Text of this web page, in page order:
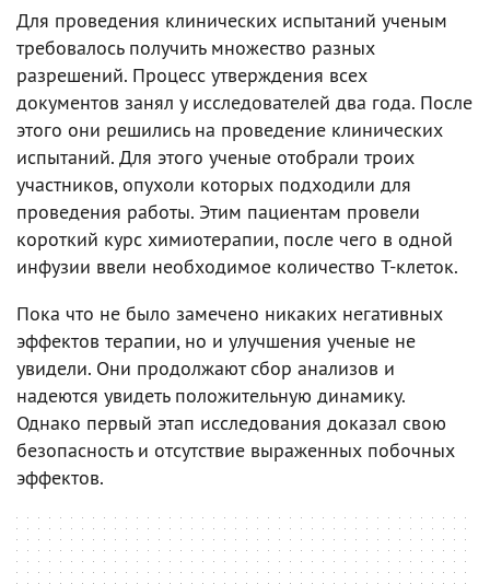
Для проведения клинических испытаний ученым
требовалось получить множество разных
разрешений. Процесс утверждения всех
документов занял у исследователей два года. После
этого они решились на проведение клинических
испытаний. Для этого ученые отобрали троих
участников, опухоли которых подходили для
проведения работы. Этим пациентам провели
короткий курс химиотерапии, после чего в одной
инфузии ввели необходимое количество T-клеток.
Пока что не было замечено никаких негативных
эффектов терапии, но и улучшения ученые не
увидели. Они продолжают сбор анализов и
надеются увидеть положительную динамику.
Однако первый этап исследования доказал свою
безопасность и отсутствие выраженных побочных
эффектов.